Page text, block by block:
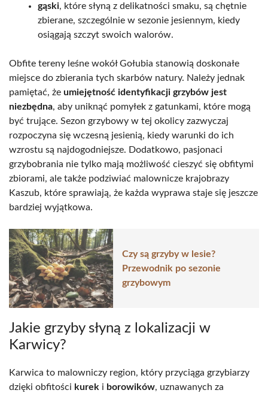
gąski, które słyną z delikatności smaku, są chętnie
zbierane, szczególnie w sezonie jesiennym, kiedy
osiągają szczyt swoich walorów.
Obfite tereny leśne wokół Gołubia stanowią doskonałe
miejsce do zbierania tych skarbów natury. Należy jednak
pamiętać, że umiejętność identyfikacji grzybów jest
niezbędna, aby uniknąć pomyłek z gatunkami, które mogą
być trujące. Sezon grzybowy w tej okolicy zazwyczaj
rozpoczyna się wczesną jesienią, kiedy warunki do ich
wzrostu są najdogodniejsze. Dodatkowo, pasjonaci
grzybobrania nie tylko mają możliwość cieszyć się obfitymi
zbiorami, ale także podziwiać malownicze krajobrazy
Kaszub, które sprawiają, że każda wyprawa staje się jeszcze
bardziej wyjątkowa.
Czy są grzyby w lesie?
Przewodnik po sezonie
grzybowym
Jakie grzyby słyną z lokalizacji w
Karwicy?
Karwica to malowniczy region, który przyciąga grzybiarzy
dzięki obfitości kurek i borowików, uznawanych za